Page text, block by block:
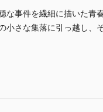
な事件を繊細に描いた青
小さな集落に引っ越し、